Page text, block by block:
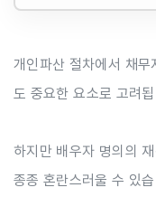
개인파산 절차에서 채
도 중요한 요소로 고려
하지만 배우자 명의의
종종 혼란스러울 수 있